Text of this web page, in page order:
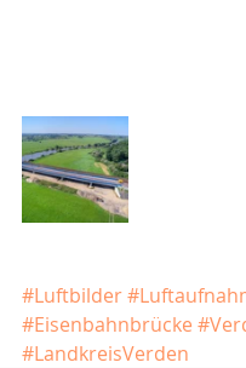
#Luftbilder
#Eisenbahnbrücke
#LandkreisVerden